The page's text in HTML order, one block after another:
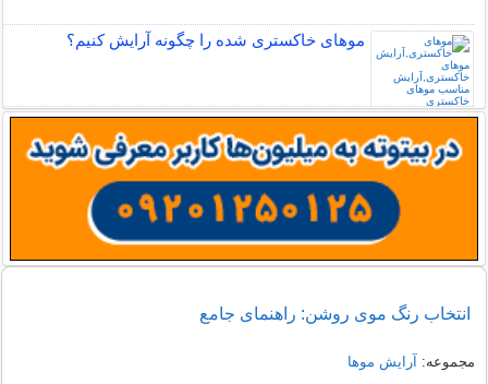
موهای خاکستری شده را چگونه آرایش کنیم؟
انتخاب رنگ موی روشن: راهنمای جامع
مجموعه: آرایش موها